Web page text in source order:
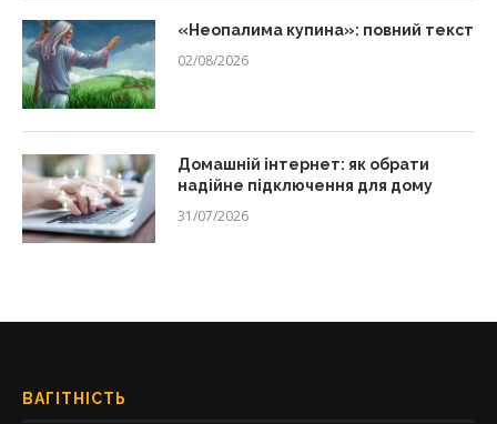
«Неопалима купина»: повний текст
02/08/2026
Домашній інтернет: як обрати
надійне підключення для дому
31/07/2026
ВАГІТНІСТЬ